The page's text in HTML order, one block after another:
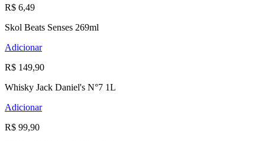
R$ 6,49
Skol Beats Senses 269ml
Adicionar
R$ 149,90
Whisky Jack Daniel's N°7 1L
Adicionar
R$ 99,90